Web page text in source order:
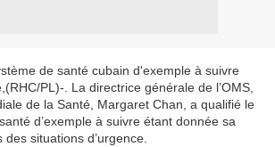
de santé cubain d'exemple à suivre
PL)-. La directrice générale de l’OMS,
de la Santé, Margaret Chan, a qualifié le
d’exemple à suivre étant donnée sa
des situations d’urgence.